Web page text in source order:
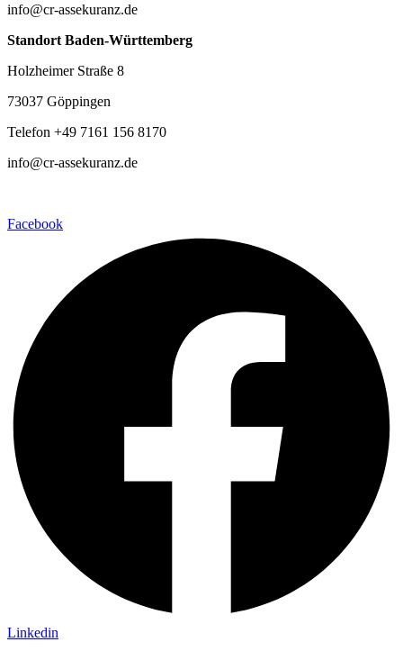
info@cr-assekuranz.de
Standort Baden-Württemberg
Holzheimer Straße 8
73037 Göppingen
Telefon +49 7161 156 8170
info@cr-assekuranz.de
Facebook
Linkedin